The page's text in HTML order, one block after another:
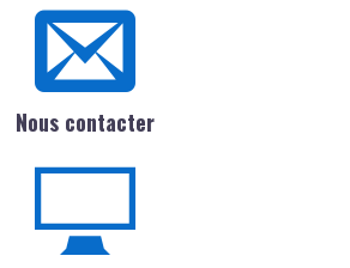
Nous contacter